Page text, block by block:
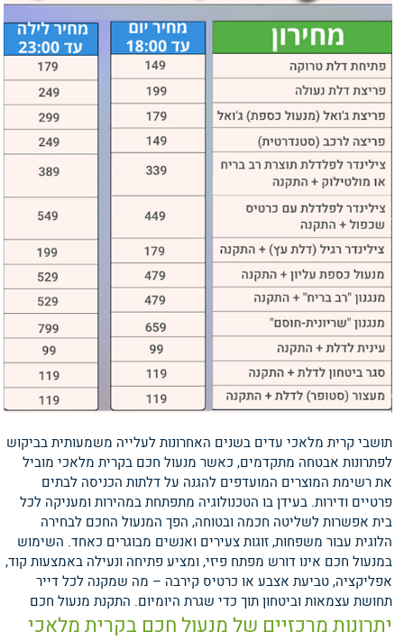
תושבי קרית מלאכי עדים בשנים האחרונות לעלייה משמעותית בביקוש
לפתרונות אבטחה מתקדמים, כאשר מנעול חכם בקרית מלאכי מוביל
את רשימת המוצרים המועדפים להגנה על דלתות הכניסה לבתים
פרטיים ודירות. בעידן בו הטכנולוגיה מתפתחת במהירות ומעניקה לכל
בית אפשרות לשליטה חכמה ובטוחה, הפך המנעול החכם לבחירה
הלוגית עבור משפחות, זוגות צעירים ואנשים מבוגרים כאחד. השימוש
במנעול חכם אינו דורש מפתח פיזי, ומציע פתיחה ונעילה באמצעות קוד,
אפליקציה, טביעת אצבע או כרטיס קירבה – מה שמקנה לכל דייר
תחושת עצמאות וביטחון תוך כדי שגרת היומיום.
יתרונות מרכזיים של מנעול חכם בקרית מלאכי
התקנת מנעול חכם